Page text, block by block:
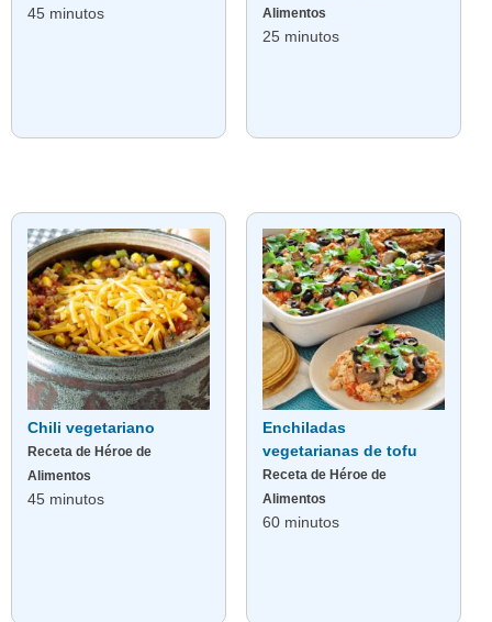
45 minutos
Alimentos
25 minutos
Chili vegetariano
Receta de Héroe de
Alimentos
45 minutos
Enchiladas
vegetarianas de tofu
Receta de Héroe de
Alimentos
60 minutos